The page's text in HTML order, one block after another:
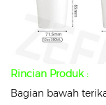
Rincian Produk :
Bagian bawah